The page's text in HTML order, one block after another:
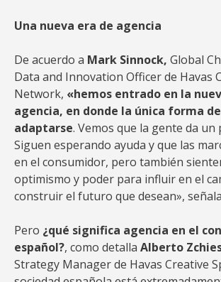
Una nueva era de agencia
De acuerdo a Mark Sinnock, Global
Data and Innovation Officer de Havas
Network, «hemos entrado en la
agencia, en donde la única forma
adaptarse. Vemos que la gente da un
Siguen esperando ayuda y que las
en el consumidor, pero también
optimismo y poder para influir en el
construir el futuro que desean»,
Pero ¿qué significa agencia en el
español?, como detalla Alberto
Strategy Manager de Havas Creative